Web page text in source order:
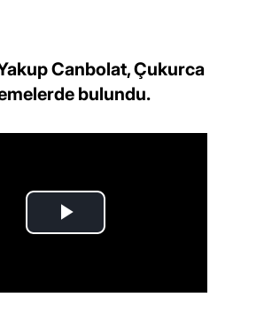
Canbolat, Çukurca
bulundu.